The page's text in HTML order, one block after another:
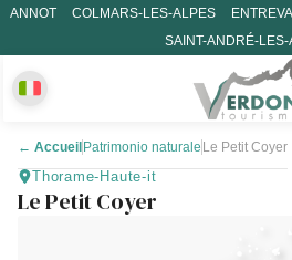
ANNOT COLMARS-LES-ALPES
SAINT-ANDRÉ-LES-
← Accueil Patrimonio naturale Le Petit Coyer
Thorame-Haute-it
Le Petit Coyer